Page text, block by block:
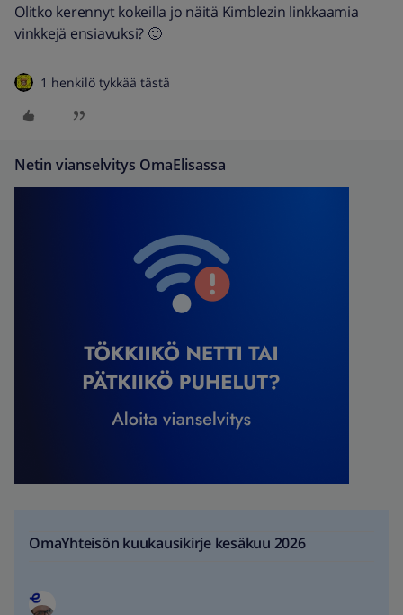
Olitko kerennyt kokeilla jo näitä Kimblezin linkkaamia
vinkkejä ensiavuksi? 🙂
1 henkilö tykkää tästä
Netin vianselvitys OmaElisassa
OmaYhteisön kuukausikirje kesäkuu 2026